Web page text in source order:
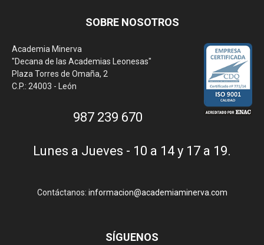
SOBRE NOSOTROS
Academia Minerva
"Decana de las Academias Leonesas"
Plaza Torres de Omaña, 2
C.P.: 24003 - León
987 239 670
Lunes a Jueves - 10 a 14 y 17 a 19.
Contáctanos: informacion@academiaminerva.com
SÍGUENOS